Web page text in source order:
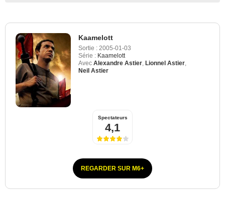
Kaamelott
Sortie : 2005-01-03
Série : Kaamelott
Avec Alexandre Astier Lionnel Astier
Neil Astier
Spectateurs
4,1
REGARDER SUR M6+